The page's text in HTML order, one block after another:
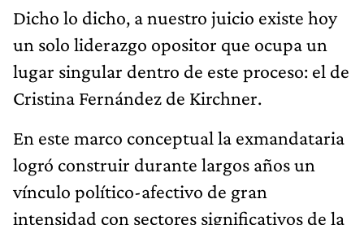
Dicho lo dicho, a nuestro juicio existe hoy
un solo liderazgo opositor que ocupa un
lugar singular dentro de este proceso: el de
Cristina Fernández de Kirchner.
En este marco conceptual la exmandataria
logró construir durante largos años un
vínculo político-afectivo de gran
intensidad con sectores significativos de la